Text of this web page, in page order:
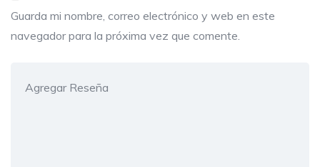
Guarda mi nombre, correo electrónico y web en este
navegador para la próxima vez que comente.